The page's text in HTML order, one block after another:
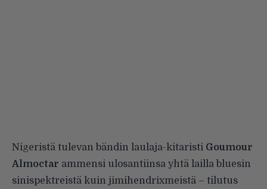
Nigeristä tulevan bändin laulaja-kitaristi Goumour
Almoctar ammensi ulosantiinsa yhtä lailla bluesin
sinispektreistä kuin jimihendrixmeistä – tilutus